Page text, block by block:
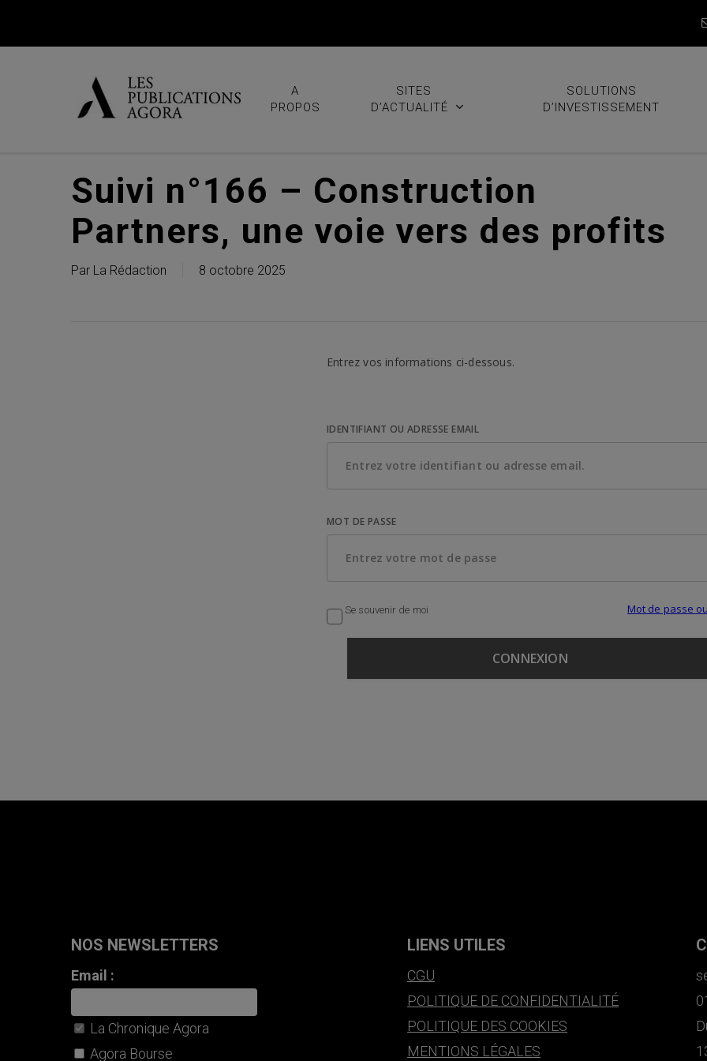
A
PROPOS
SITES
D’ACTUALITÉ
SOLUTIONS
D’INVESTISSEMENT
Suivi n°166 – Construction
Partners, une voie vers des profits
Par La Rédaction 8 octobre 2025
Entrez vos informations ci-dessous.
IDENTIFIANT OU ADRESSE EMAIL
MOT DE PASSE
Se souvenir de moi Mot de passe
NOS NEWSLETTERS
Email :
La Chronique Agora
Agora Bourse
LIENS UTILES
CGU
POLITIQUE DE CONFIDENTIALITÉ
POLITIQUE DES COOKIES
MENTIONS LÉGALES